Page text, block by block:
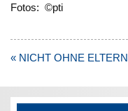
Fotos: ©pti
Beitragsnavigation
« NICHT OHNE ELTERN